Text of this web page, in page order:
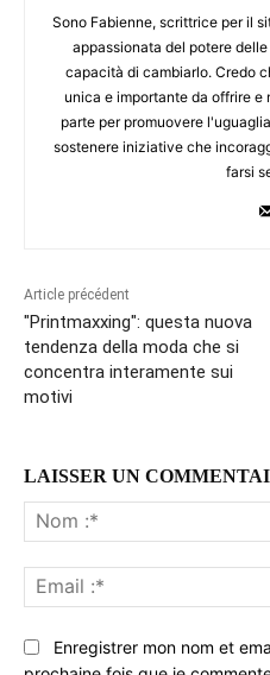
Sono Fabienne, scrittrice per il
appassionata del potere
capacità di cambiarlo. Credo
unica e importante da offrire e
parte per promuovere
sostenere iniziative che
farsi
Article précédent
"Printmaxxing": questa nuova
tendenza della moda che si
concentra interamente sui
motivi
LAISSER UN
Enregistrer mon nom et